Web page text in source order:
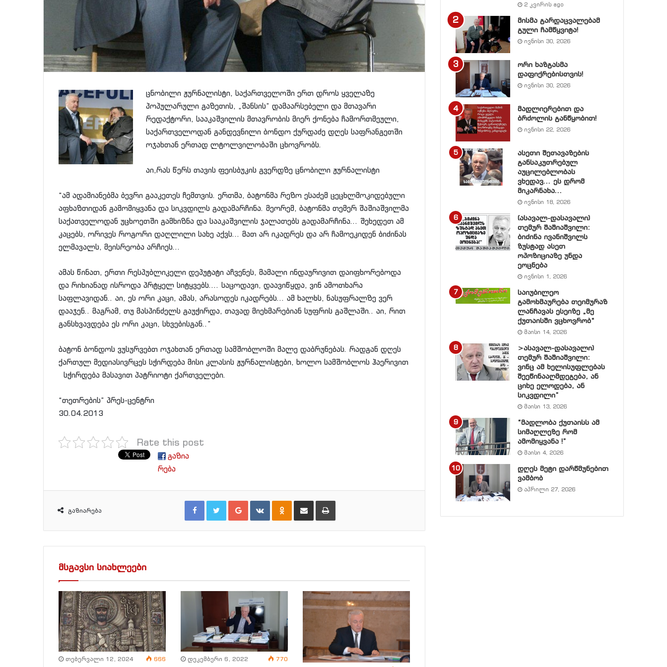
ცნობილი ჟურნალისტი, საქართველოში ერთ დროს ყველაზე
პოპულარული გაზეთის, „შანსის” დამაარსებელი და მთავარი
რედაქტორი, სააკაშვილის მთავრობის მიერ ქონება ჩამორთმეული,
საქართველოდან განდევნილი ბონდო ქურდაძე დღეს საფრანგეთში
ოჯახთან ერთად ლტოლვილობაში ცხოვრობს.
აი,რას წერს თავის ფეისბუკის გვერდზე ცნობილი ჟურნალისტი
“ამ ადამიანებმა ბევრი გააკეთეს ჩემთვის. ერთმა, ბატონმა რეზო ესაძემ ცეცხლმოკიდებული
აფხაზთიდან გამომიყვანა და სიკვდილს გადამარჩინა. მეორემ, ბატონმა თემერ შაშიაშვილმა
საქათველოდან უცხოეთში გამხიზნა და სააკაშვილის ჯალათებს გადამარჩინა… შეხედეთ ამ
კაცებს, ორივეს როგორი დაღლილი სახე აქვს… მათ არ იკადრეს და არ ჩამოეკიდენ ბიძინას
ელმავალს, მეისრეობა არჩიეს…
ამას წინათ, ერთი რესპუბლიკელი დეპუტატი აჩვენეს, მამალი ინდაურივით დაიფხორებოდა
და რიხიანად ისროდა პრტყელ სიტყვებს…. საცოდავი, დაავიწყდა, ვინ ამოთხარა
საფლავიდან.. აი, ეს ორი კაცი, ამას, არასოდეს იკადრებს… ამ ხალხს, ნასუფრალზე ვერ
დააჯენ.. მაგრამ, თუ მასპინძელს გაუჭირდა, თავად მიეხმარებიან სუფრის გაშლაში.. აი, რით
განსხვავდება ეს ორი კაცი, სხვებისგან..”
ბატონ ბონდოს ვუსურვებთ ოჯახთან ერთად სამშობლოში მალე დაბრუნებას. რადგან დღეს
ქართულ მედიასივრცეს სჭირდება მისი კლასის ჟურნალისტები, ხოლო სამშობლოს ჰაერივით
სჭირდება მასავით პატრიოტი ქართველები.
“თეთრების” პრეს-ცენტრი
30.04.2013
Rate this post
გაზია
რება
გაზიარება
Facebook Twitter Google+ VKontakte
მსგავსი სიახლეები
თებერვალი 12, 2024 666 დეკემბერი 6, 2022 770
2 კვირის ago
მისმა გარდაცვალებამ
გული ჩამწყვიტა!
ივნისი 30, 2026
ორი ხაზგასმა
დაფიქრებისთვის!
ივნისი 30, 2026
მადლიერებით და
ბრძოლის განწყობით!
ივნისი 22, 2026
ასეთი შეთავაზების
განსაკუთრებულ
აუცილებლობას
ვხედავ… ეს დრომ
მიკარნახა…
ივნისი 18, 2026
(ასავალ-დასავალი)
თემურ შაშიაშვილი:
ბიძინა ივანიშვილს
ზუსტად ასეთ
ოპოზიციაზე უნდა
ეოცნება
ივნისი 1, 2026
საიუბილეო
გამოხმაურება თეიმურაზ
ლანჩავას ესეიზე „მე
ქუთაისში ვცხოვრობ“
მაისი 14, 2026
>ასავალ-დასავალი)
თემურ შაშიაშვილი:
ვინც ამ ხელისუფლებას
შეეწინააღმდეგება, ან
ციხე ელოდება, ან
სიკვდილი”
მაისი 13, 2026
“მადლობა ქუთაისს ამ
სიმაღლეზე რომ
ამომიყვანა !”
მაისი 4, 2026
დღეს მეტი დარწმუნებით
ვამბობ
აპრილი 27, 2026